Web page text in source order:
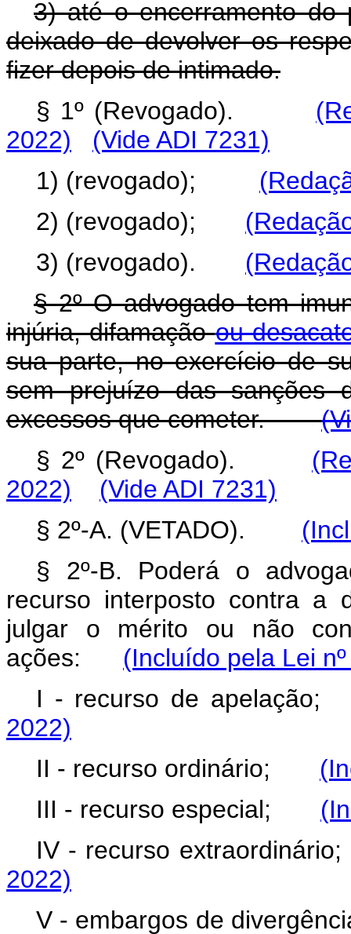
3) até o encerramento do
deixado de devolver os
fizer depois de intimado.
§ 1º (Revogado).
2022)
(Vide ADI 7231)
1) (revogado);
2) (revogado);
3) (revogado).
§ 2º O advogado tem
injúria, difamaçãoou
sua parte, no exercício de
sem prejuízo das sanções
excessos que cometer.
§ 2º (Revogado).
2022)
(Vide ADI 7231)
§ 2º-A. (VETADO).
§ 2º-B. Poderá o
recurso interposto contra a
julgar o mérito ou não
ações: (Incluído pela Lei
I - recurso de
2022)
II - recurso ordinário;
III - recurso especial;
IV - recurso
2022)
V - embargos de